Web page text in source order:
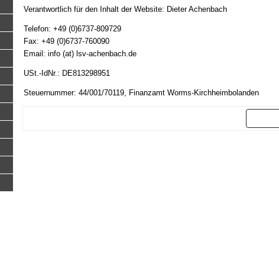
Verantwortlich für den Inhalt der Website: Dieter Achenbach
Telefon: +49 (0)6737-809729
Fax: +49 (0)6737-760090
Email: info (at) lsv-achenbach.de
USt.-IdNr.: DE813298951
Steuernummer: 44/001/70119, Finanzamt Worms-Kirchheimbolanden